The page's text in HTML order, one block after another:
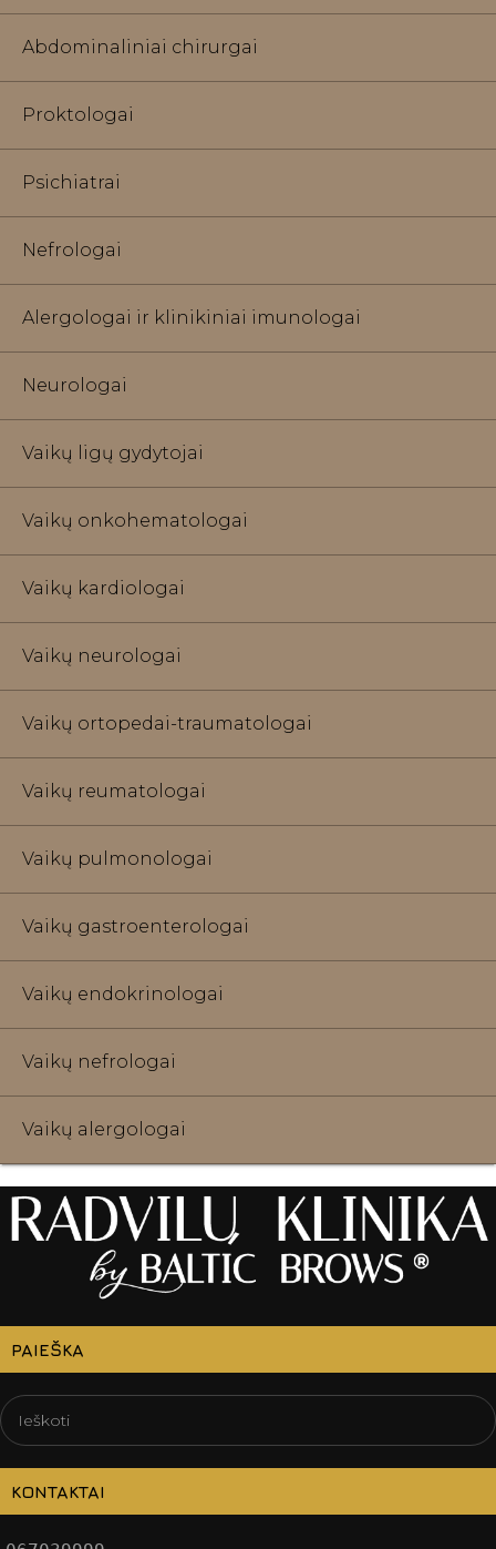
Abdominaliniai chirurgai
Proktologai
Psichiatrai
Nefrologai
Alergologai ir klinikiniai imunologai
Neurologai
Vaikų ligų gydytojai
Vaikų onkohematologai
Vaikų kardiologai
Vaikų neurologai
Vaikų ortopedai-traumatologai
Vaikų reumatologai
Vaikų pulmonologai
Vaikų gastroenterologai
Vaikų endokrinologai
Vaikų nefrologai
Vaikų alergologai
PAIEŠKA
KONTAKTAI